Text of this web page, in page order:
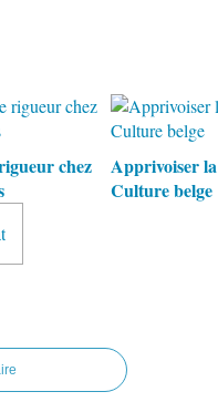
chez
Apprivoiser la
Culture belge